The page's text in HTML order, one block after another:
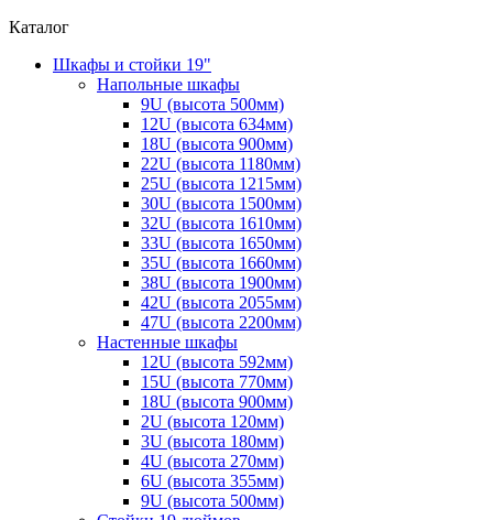
Каталог
Шкафы и стойки 19"
Напольные шкафы
9U (высота 500мм)
12U (высота 634мм)
18U (высота 900мм)
22U (высота 1180мм)
25U (высота 1215мм)
30U (высота 1500мм)
32U (высота 1610мм)
33U (высота 1650мм)
35U (высота 1660мм)
38U (высота 1900мм)
42U (высота 2055мм)
47U (высота 2200мм)
Настенные шкафы
12U (высота 592мм)
15U (высота 770мм)
18U (высота 900мм)
2U (высота 120мм)
3U (высота 180мм)
4U (высота 270мм)
6U (высота 355мм)
9U (высота 500мм)